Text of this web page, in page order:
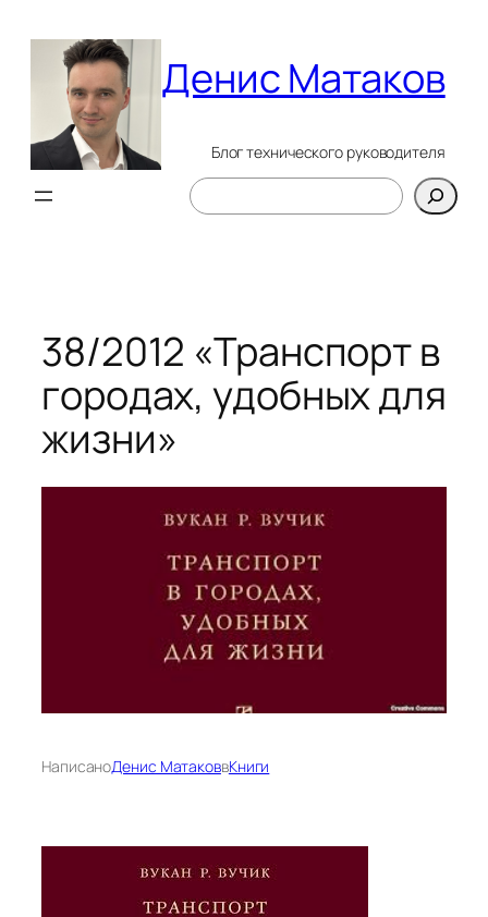
содержимому
Денис Матаков
Блог технического руководителя
Поиск
38/2012 «Транспорт в
городах, удобных для
жизни»
НаписаноДенис МатаковвКниги